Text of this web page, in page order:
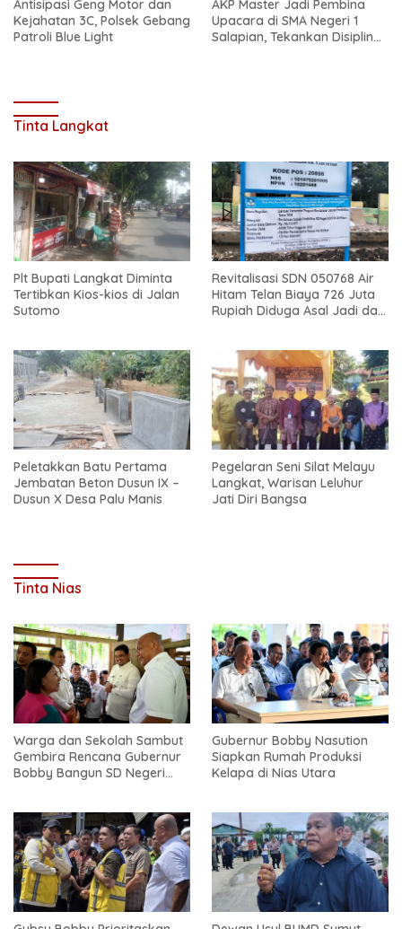
Antisipasi Geng Motor dan
Kejahatan 3C, Polsek Gebang
Patroli Blue Light
AKP Master Jadi Pembina
Upacara di SMA Negeri 1
Salapian, Tekankan Disiplin
Tinta Langkat
Plt Bupati Langkat Diminta
Tertibkan Kios-kios di Jalan
Sutomo
Revitalisasi SDN 050768 Air
Hitam Telan Biaya 726 Juta
Rupiah Diduga Asal Jadi dan
Peletakkan Batu Pertama
Jembatan Beton Dusun IX –
Dusun X Desa Palu Manis
Pegelaran Seni Silat Melayu
Langkat, Warisan Leluhur
Jati Diri Bangsa
Tinta Nias
Warga dan Sekolah Sambut
Gembira Rencana Gubernur
Bobby Bangun SD Negeri
Gubernur Bobby Nasution
Siapkan Rumah Produksi
Kelapa di Nias Utara